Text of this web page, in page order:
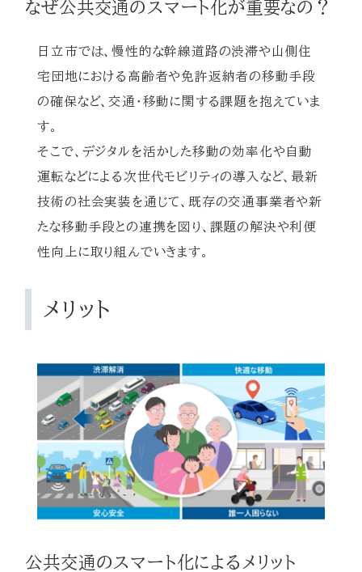
なぜ公共交通のスマート化が重要なの？
日立市では、慢性的な幹線道路の渋滞や山側住
宅団地における高齢者や免許返納者の移動手段
の確保など、交通・移動に関する課題を抱えていま
す。
そこで、デジタルを活かした移動の効率化や自動
運転などによる次世代モビリティの導入など、最新
技術の社会実装を通じて、既存の交通事業者や新
たな移動手段との連携を図り、課題の解決や利便
性向上に取り組んでいきます。
メリット
公共交通のスマート化によるメリット